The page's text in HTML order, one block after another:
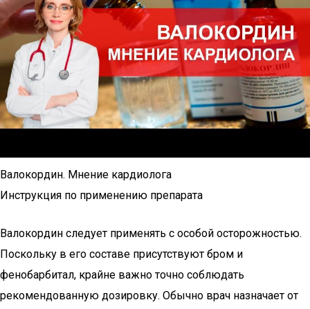
Валокордин. Мнение кардиолога
Инструкция по применению препарата
Валокордин следует применять с особой осторожностью.
Поскольку в его составе присутствуют бром и
фенобарбитал, крайне важно точно соблюдать
рекомендованную дозировку. Обычно врач назначает от